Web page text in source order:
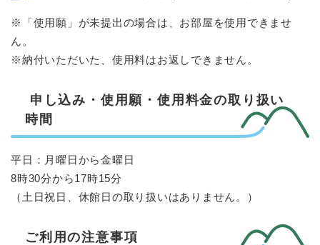
※「使用願」が未提出の場合は、お部屋を使用できませ
ん。
※納付いただいた、使用料はお返しできません。
申し込み・使用願・使用料金の取り扱い
時間
平日：月曜日から金曜日
8時30分から17時15分
（土日祝日、休館日の取り扱いはありません。）
ご利用の注意事項